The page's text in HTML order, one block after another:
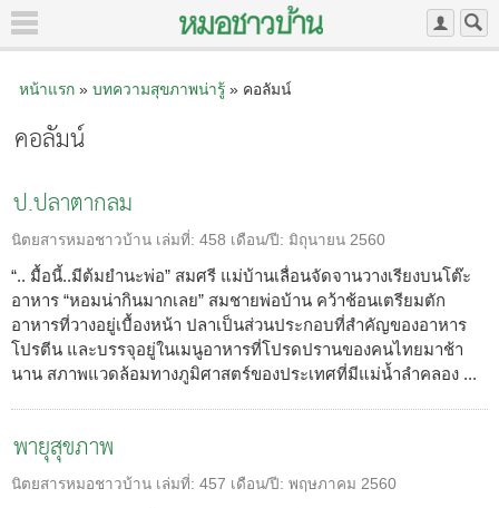
หน้าแรก» บทความสุขภาพน่ารู้» คอลัมน์
คอลัมน์
ป.ปลาตากลม
นิตยสารหมอชาวบ้าน เล่มที่: 458 เดือน/ปี: มิถุนายน 2560
“.. มื้อนี้..มีต้มยำนะพ่อ” สมศรี แม่บ้านเลื่อนจัดจานวางเรียงบนโต๊ะ
อาหาร “หอมน่ากินมากเลย” สมชายพ่อบ้าน คว้าช้อนเตรียมตัก
อาหารที่วางอยู่เบื้องหน้า ปลาเป็นส่วนประกอบที่สำคัญของอาหาร
โปรตีน และบรรจุอยู่ในเมนูอาหารที่โปรดปรานของคนไทยมาช้า
นาน สภาพแวดล้อมทางภูมิศาสตร์ของประเทศที่มีแม่น้ำลำคลอง ...
พายุสุขภาพ
นิตยสารหมอชาวบ้าน เล่มที่: 457 เดือน/ปี: พฤษภาคม 2560